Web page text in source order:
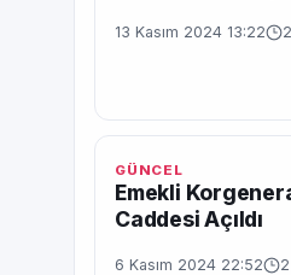
13 Kasım 2024 13:22
GÜNCEL
Emekli
Caddesi Açıldı
6 Kasım 2024 22:52